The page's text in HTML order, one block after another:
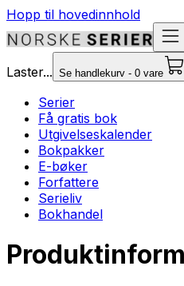
Hopp til hovedinnhold
Laster... Se handlekurv - 0 vare
Serier
Få gratis bok
Utgivelseskalender
Bokpakker
E-bøker
Forfattere
Serieliv
Bokhandel